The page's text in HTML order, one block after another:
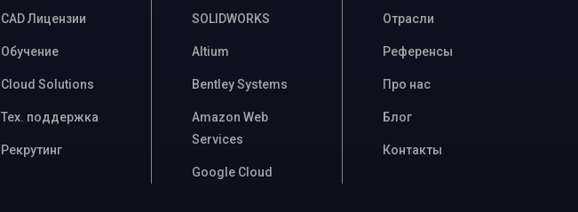
CAD Лицензии
Обучение
Cloud Solutions
Тех. поддержка
Рекрутинг
SOLIDWORKS
Altium
Bentley Systems
Amazon Web
Services
Google Cloud
Отрасли
Референсы
Про нас
Блог
Контакты